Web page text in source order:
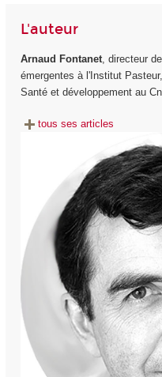
L'auteur
Arnaud Fontanet, directeur
émergentes à l'Institut
Santé et développement au
tous ses articles